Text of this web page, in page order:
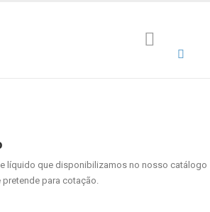
líquido que disponibilizamos no nosso catálogo
para cotação.